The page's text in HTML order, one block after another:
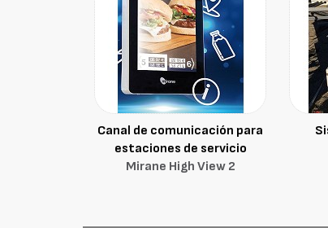
Canal de comunicación para
estaciones de servicio
Mirane High View 2